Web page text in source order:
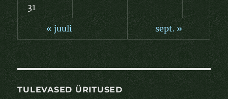
31
« juuli sept. »
TULEVASED ÜRITUSED